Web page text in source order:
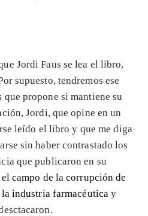
Jordi Faus se lea el libro,
supuesto, tendremos ese
que propone si mantiene su
Jordi, que opine en un
leído el libro y que me diga
sin haber contrastado los
que publicaron en su
campo de la corrupción de
la industria farmacéuticay